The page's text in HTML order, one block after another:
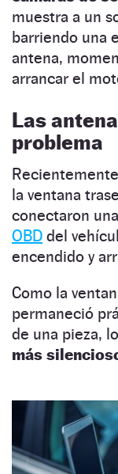
muestra a un
barriendo una
antena,
arrancar el
Las
problema
la ventana
conectaron una
OBD del
encendido y
Como la
permaneció
de una pieza,
más